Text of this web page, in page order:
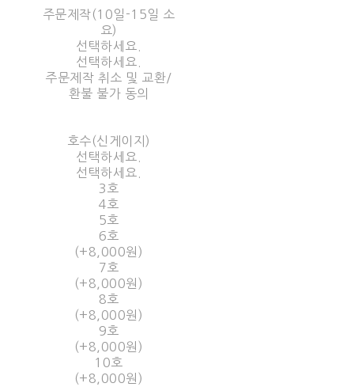
주문제작(10일-15일 소
요)
선택하세요.
선택하세요.
주문제작 취소 및 교환/
환불 불가 동의
호수(신게이지)
선택하세요.
선택하세요.
3호
4호
5호
6호
(+8,000원)
7호
(+8,000원)
8호
(+8,000원)
9호
(+8,000원)
10호
(+8,000원)